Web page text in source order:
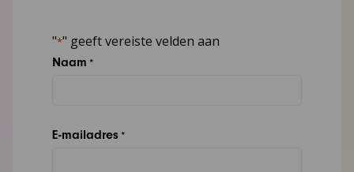
"*" geeft vereiste velden aan
Naam *
E-mailadres *